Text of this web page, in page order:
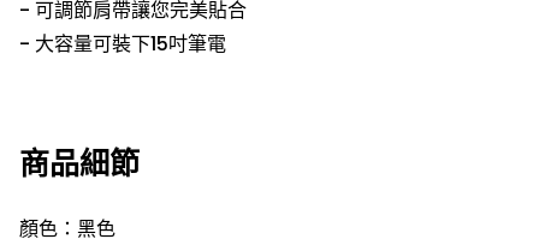
- 可調節肩帶讓您完美貼合
- 大容量可裝下15吋筆電
商品細節
顏色：黑色